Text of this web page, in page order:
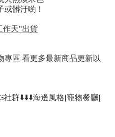
或髒汙喲！
天"出貨
專區 看更多最新商品更新以
社群⬇️⬇️⬇️海邊風格|寵物餐廳|